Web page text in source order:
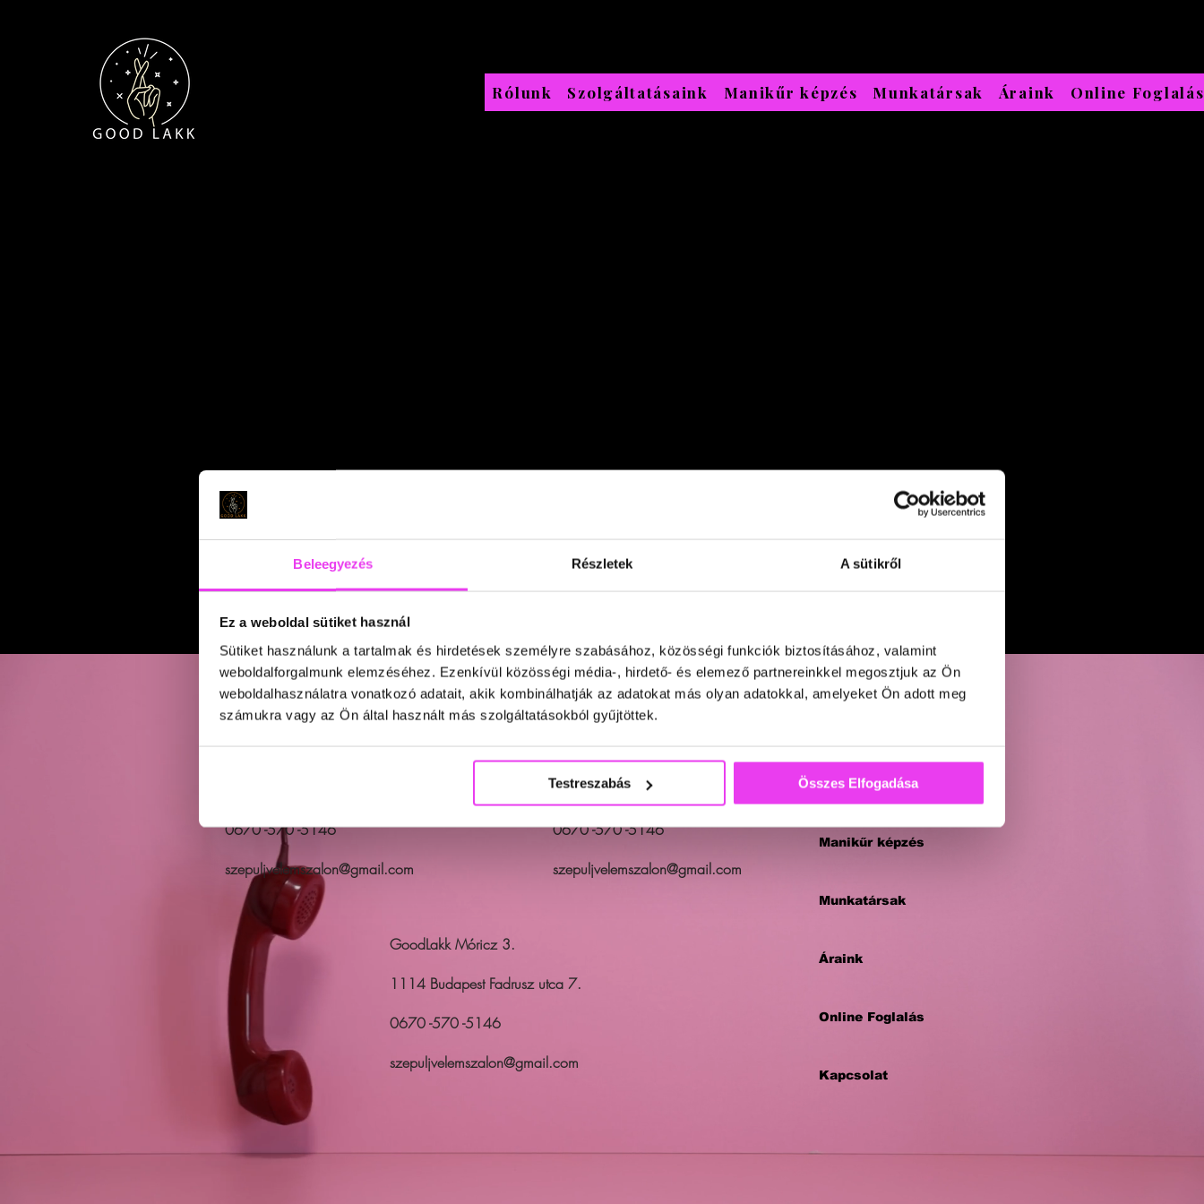
Beleegyezés Részletek A sütikről
Ez a weboldal sütiket használ
Sütiket használunk a tartalmak és hirdetések személyre szabásához, közösségi funkciók biztosításához, valamint
weboldalforgalmunk elemzéséhez. Ezenkívül közösségi média-, hirdető- és elemező partnereinkkel megosztjuk az Ön
weboldalhasználatra vonatkozó adatait, akik kombinálhatják az adatokat más olyan adatokkal, amelyeket Ön adott meg
számukra vagy az Ön által használt más szolgáltatásokból gyűjtöttek.
Testreszabás Összes Elfogadása
Rólunk Szolgáltatásaink Manikűr képzés Munkatársak Áraink Online Foglalás
GoodLakk Móricz
0670 -570 -5146
szepuljvelemszalon@gmail.com
GoodLakk Móricz 2.
1114 Budapest Eszék utca 1.
0670 -570 -5146
szepuljvelemszalon@gmail.com
GoodLakk Móricz 3.
1114 Budapest Fadrusz utca 7.
0670 -570 -5146
szepuljvelemszalon@gmail.com
Szolgáltatásaink
Manikűr képzés
Munkatársak
Áraink
Online Foglalás
Kapcsolat